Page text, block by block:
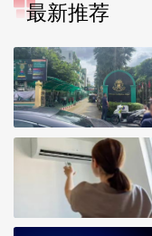
最新推荐